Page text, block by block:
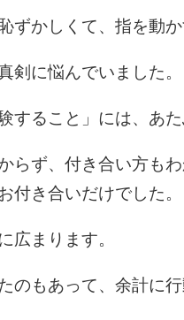
ずかしくて、指を動か
剣に悩んでいました。
すること」には、あ
らず、付き合い方も
付き合いだけでした。
広まります。
のもあって、余計に